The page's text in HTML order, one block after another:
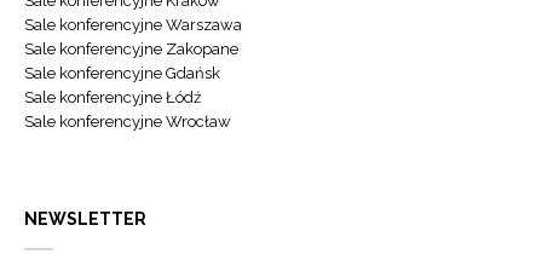
Sale konferencyjne Warszawa
Sale konferencyjne Zakopane
Sale konferencyjne Gdańsk
Sale konferencyjne Łódź
Sale konferencyjne Wrocław
NEWSLETTER